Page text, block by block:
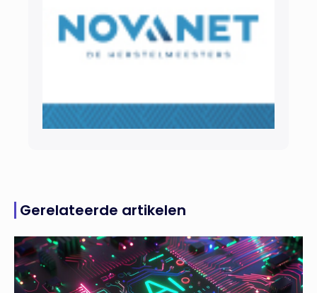
Gerelateerde artikelen